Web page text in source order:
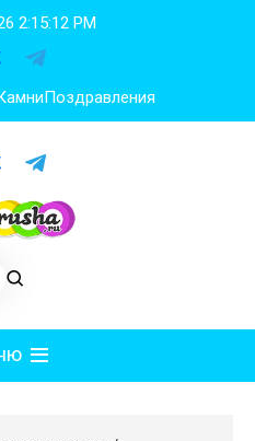
2:15:13 PM
Поздравления